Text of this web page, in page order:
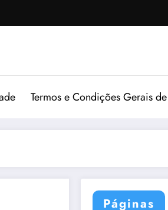
Termos e Condições Gerais
Páginas